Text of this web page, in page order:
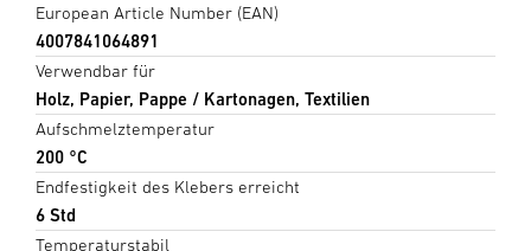
European Article Number (EAN)
4007841064891
Verwendbar für
Holz, Papier, Pappe / Kartonagen, Textilien
Aufschmelztemperatur
200 °C
Endfestigkeit des Klebers erreicht
6 Std
Temperaturstabil